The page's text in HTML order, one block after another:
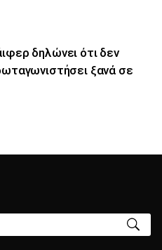
δηλώνει ότι δεν
ξανά σε